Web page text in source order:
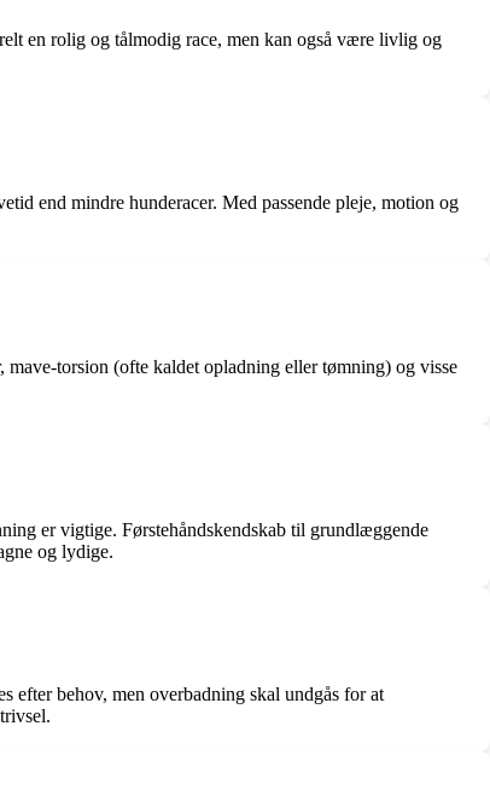
en rolig og tålmodig race, men kan også være livlig og
end mindre hunderacer. Med passende pleje, motion og
mave-torsion (ofte kaldet opladning eller tømning) og visse
er vigtige. Førstehåndskendskab til grundlæggende
og lydige.
efter behov, men overbadning skal undgås for at